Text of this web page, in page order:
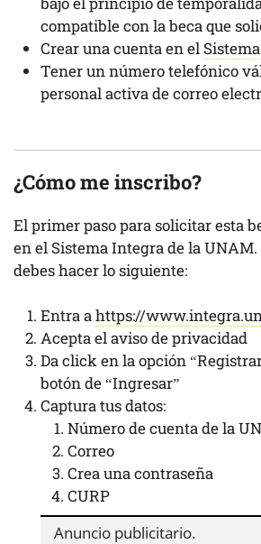
compatible con la beca que
Crear una cuenta en el
Tener un número telefónico
personal activa de correo
¿Cómo me inscribo?
El primer paso para solicitar esta
en el Sistema Integra de la UNAM.
debes hacer lo siguiente:
Entra ahttps://
Acepta el aviso de privacidad
Da click en la opción
botón de “Ingresar”
Captura tus datos:
Número de cuenta de la
Correo
Crea una contraseña
CURP